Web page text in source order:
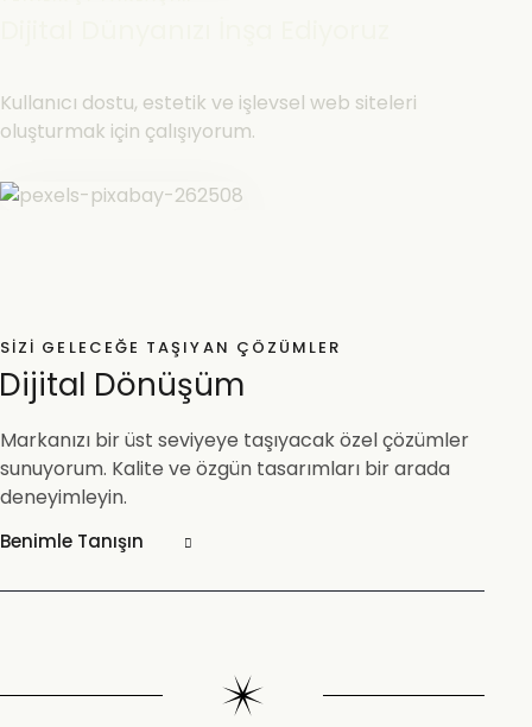
Kullanıcı dostu, estetik ve işlevsel web siteleri
oluşturmak için çalışıyorum.
SIZI GELECEĞE TAŞIYAN ÇÖZÜMLER
Dijital Dönüşüm
Markanızı bir üst seviyeye taşıyacak özel çözümler
sunuyorum. Kalite ve özgün tasarımları bir arada
deneyimleyin.
Benimle Tanışın